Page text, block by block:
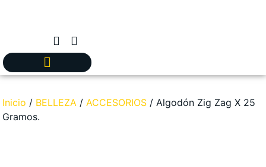
Inicio / BELLEZA / ACCESORIOS / Algodón Zig Zag X 25
Gramos.